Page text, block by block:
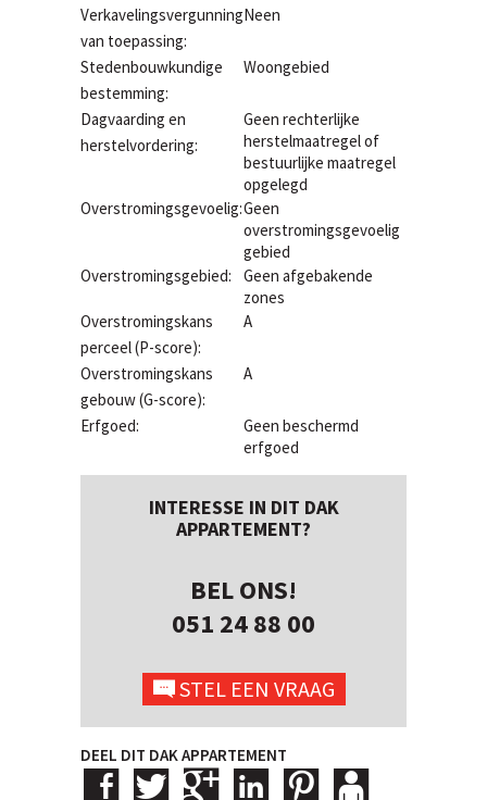
Verkavelingsvergunning
van toepassing:
Neen
Stedenbouwkundige
bestemming:
Woongebied
Dagvaarding en
herstelvordering:
Geen rechterlijke
herstelmaatregel of
bestuurlijke maatregel
opgelegd
Overstromingsgevoelig:Geen
overstromingsgevoelig
gebied
Overstromingsgebied:
Geen afgebakende
zones
Overstromingskans
perceel (P-score):
A
Overstromingskans
gebouw (G-score):
A
Erfgoed:
Geen beschermd
erfgoed
INTERESSE IN DIT DAK
APPARTEMENT?
BEL ONS!
051 24 88 00
STEL EEN VRAAG
DEEL DIT DAK APPARTEMENT